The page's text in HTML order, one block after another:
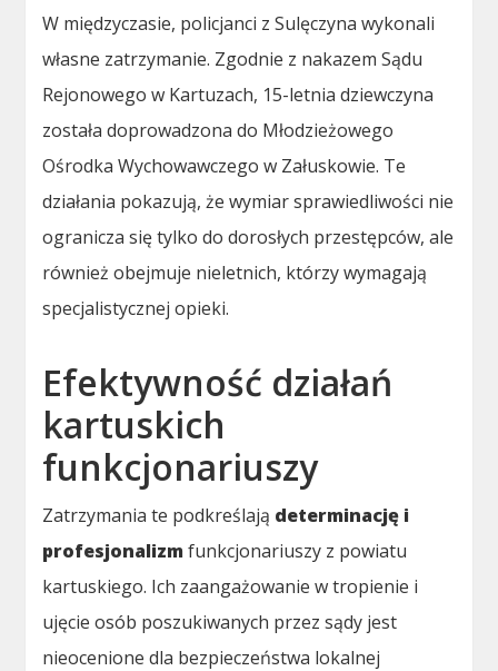
W międzyczasie, policjanci z Sulęczyna wykonali
własne zatrzymanie. Zgodnie z nakazem Sądu
Rejonowego w Kartuzach, 15-letnia dziewczyna
została doprowadzona do Młodzieżowego
Ośrodka Wychowawczego w Załuskowie. Te
działania pokazują, że wymiar sprawiedliwości nie
ogranicza się tylko do dorosłych przestępców, ale
również obejmuje nieletnich, którzy wymagają
specjalistycznej opieki.
Efektywność działań
kartuskich
funkcjonariuszy
Zatrzymania te podkreślają determinację i
profesjonalizm funkcjonariuszy z powiatu
kartuskiego. Ich zaangażowanie w tropienie i
ujęcie osób poszukiwanych przez sądy jest
nieocenione dla bezpieczeństwa lokalnej